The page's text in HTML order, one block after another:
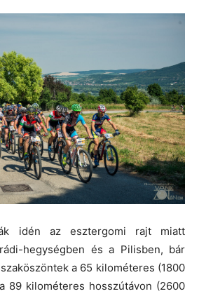
idén az esztergomi rajt miatt
hegységben és a Pilisben, bár
a 65 kilométeres (1800
89 kilométeres hosszútávon (2600